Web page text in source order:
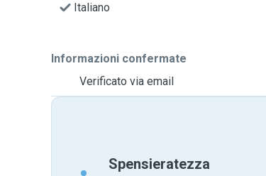
Italiano
Informazioni confermate
Verificato via email
Spensieratezza